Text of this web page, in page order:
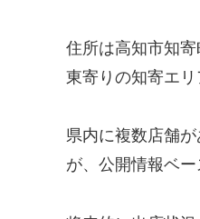
住所は高知市知
東寄りの知寄エ
県内に複数店舗
が、公開情報ベ